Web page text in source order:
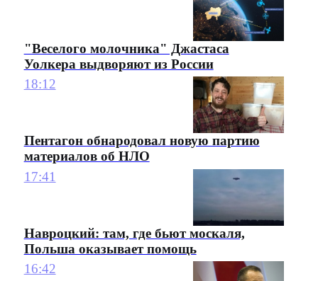
"Веселого молочника" Джастаса
Уолкера выдворяют из России
18:12
Пентагон обнародовал новую партию
материалов об НЛО
17:41
Навроцкий: там, где бьют москаля,
Польша оказывает помощь
16:42